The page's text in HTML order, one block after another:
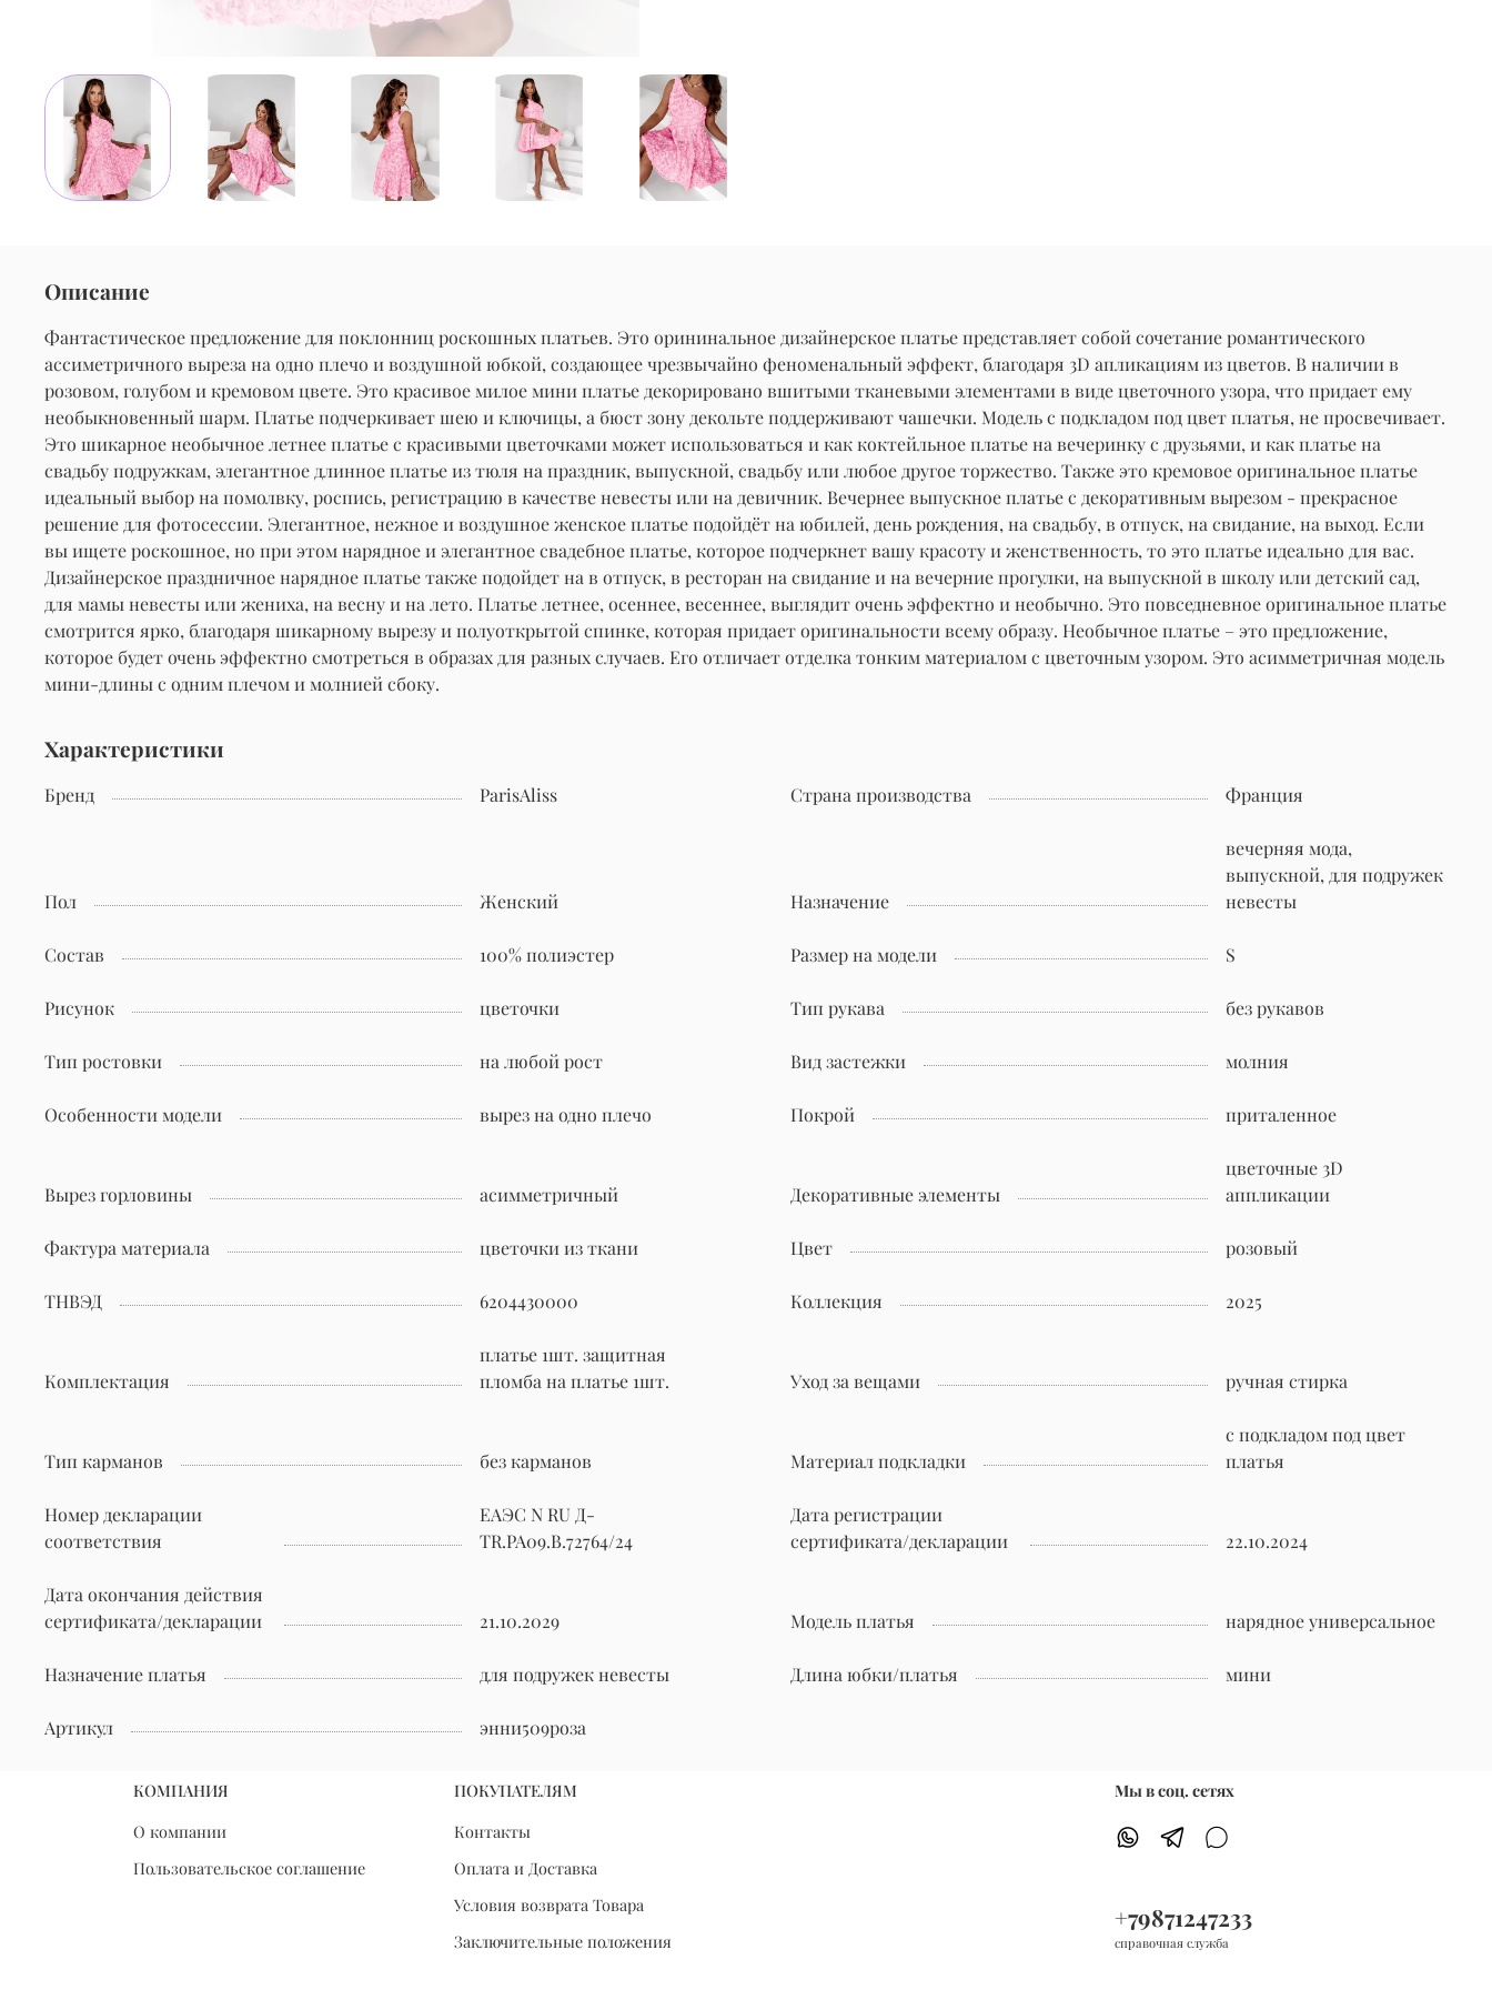
Описание
Фантастическое предложение для поклонниц роскошных платьев. Это орининальное дизайнерское платье представляет собой сочетание романтического
ассиметричного выреза на одно плечо и воздушной юбкой, создающее чрезвычайно феноменальный эффект, благодаря 3D апликациям из цветов. В наличии в
розовом, голубом и кремовом цвете. Это красивое милое мини платье декорировано вшитыми тканевыми элементами в виде цветочного узора, что придает ему
необыкновенный шарм. Платье подчеркивает шею и ключицы, а бюст зону декольте поддерживают чашечки. Модель с подкладом под цвет платья, не просвечивает.
Это шикарное необычное летнее платье с красивыми цветочками может использоваться и как коктейльное платье на вечеринку с друзьями, и как платье на
свадьбу подружкам, элегантное длинное платье из тюля на праздник, выпускной, свадьбу или любое другое торжество. Также это кремовое оригинальное платье
идеальный выбор на помолвку, роспись, регистрацию в качестве невесты или на девичник. Вечернее выпускное платье с декоративным вырезом - прекрасное
решение для фотосессии. Элегантное, нежное и воздушное женское платье подойдёт на юбилей, день рождения, на свадьбу, в отпуск, на свидание, на выход. Если
вы ищете роскошное, но при этом нарядное и элегантное свадебное платье, которое подчеркнет вашу красоту и женственность, то это платье идеально для вас.
Дизайнерское праздничное нарядное платье также подойдет на в отпуск, в ресторан на свидание и на вечерние прогулки, на выпускной в школу или детский сад,
для мамы невесты или жениха, на весну и на лето. Платье летнее, осеннее, весеннее, выглядит очень эффектно и необычно. Это повседневное оригинальное платье
смотрится ярко, благодаря шикарному вырезу и полуоткрытой спинке, которая придает оригинальности всему образу. Необычное платье – это предложение,
которое будет очень эффектно смотреться в образах для разных случаев. Его отличает отделка тонким материалом с цветочным узором. Это асимметричная модель
мини-длины с одним плечом и молнией сбоку.
Характеристики
Бренд ParisAliss Страна производства Франция
Пол Женский Назначение
вечерняя мода,
выпускной, для подружек
невесты
Состав 100% полиэстер Размер на модели S
Рисунок цветочки Тип рукава без рукавов
Тип ростовки на любой рост Вид застежки молния
Особенности модели вырез на одно плечо Покрой приталенное
Вырез горловины асимметричный Декоративные элементы
цветочные 3D
аппликации
Фактура материала цветочки из ткани Цвет розовый
ТНВЭД 6204430000 Коллекция 2025
Комплектация
платье 1шт. защитная
пломба на платье 1шт.
Уход за вещами ручная стирка
Тип карманов без карманов Материал подкладки
с подкладом под цвет
платья
Номер декларации
соответствия
ЕАЭС N RU Д-
TR.РА09.В.72764/24
Дата регистрации
сертификата/декларации
22.10.2024
Дата окончания действия
сертификата/декларации
21.10.2029 Модель платья нарядное универсальное
Назначение платья для подружек невесты Длина юбки/платья мини
Артикул энни509роза
КОМПАНИЯ
О компании
Пользовательское соглашение
ПОКУПАТЕЛЯМ
Контакты
Оплата и Доставка
Условия возврата Товара
Заключительные положения
Мы в соц. сетях
+79871247233
справочная служба